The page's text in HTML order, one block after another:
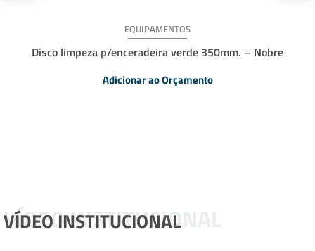
EQUIPAMENTOS
Disco limpeza p/enceradeira verde 350mm. – Nobre
Adicionar ao Orçamento
VÍDEO INSTITUCIONAL
VÍDEO INSTITUCIONAL